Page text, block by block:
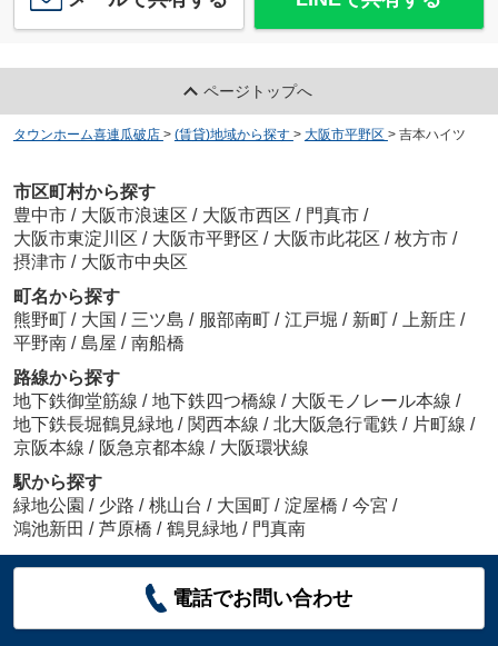
ページトップへ
タウンホーム喜連瓜破店 > (賃貸)地域から探す > 大阪市平野区 > 吉本ハイツ
市区町村から探す
豊中市 / 大阪市浪速区 / 大阪市西区 / 門真市 /
大阪市東淀川区 / 大阪市平野区 / 大阪市此花区 / 枚方市 /
摂津市 / 大阪市中央区
町名から探す
熊野町 / 大国 / 三ツ島 / 服部南町 / 江戸堀 / 新町 / 上新庄 /
平野南 / 島屋 / 南船橋
路線から探す
地下鉄御堂筋線 / 地下鉄四つ橋線 / 大阪モノレール本線 /
地下鉄長堀鶴見緑地 / 関西本線 / 北大阪急行電鉄 / 片町線 /
京阪本線 / 阪急京都本線 / 大阪環状線
駅から探す
緑地公園 / 少路 / 桃山台 / 大国町 / 淀屋橋 / 今宮 /
鴻池新田 / 芦原橋 / 鶴見緑地 / 門真南
電話でお問い合わせ